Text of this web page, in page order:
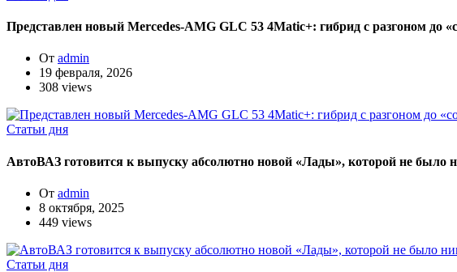
Представлен новый Mercedes-AMG GLC 53 4Matic+: гибрид с разгоном до
От admin
19 февраля, 2026
308 views
Статьи дня
АвтоВАЗ готовится к выпуску абсолютно новой «Лады», которой не было
От admin
8 октября, 2025
449 views
Статьи дня